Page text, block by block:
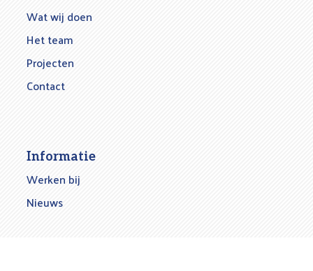
Wat wij doen
Het team
Projecten
Contact
Informatie
Werken bij
Nieuws